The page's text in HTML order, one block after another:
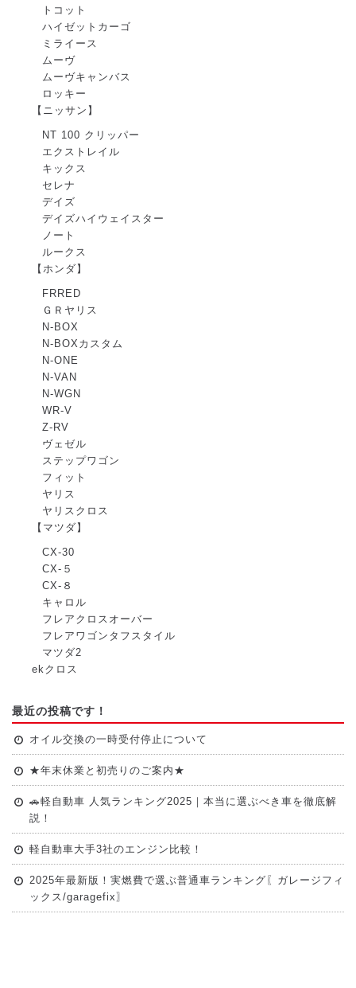
トコット
ハイゼットカーゴ
ミライース
ムーヴ
ムーヴキャンバス
ロッキー
【ニッサン】
NT 100 クリッパー
エクストレイル
キックス
セレナ
デイズ
デイズハイウェイスター
ノート
ルークス
【ホンダ】
FRRED
ＧＲヤリス
N-BOX
N-BOXカスタム
N-ONE
N-VAN
N-WGN
WR-V
Z-RV
ヴェゼル
ステップワゴン
フィット
ヤリス
ヤリスクロス
【マツダ】
CX-30
CX-５
CX-８
キャロル
フレアクロスオーバー
フレアワゴンタフスタイル
マツダ2
ekクロス
最近の投稿です！
オイル交換の一時受付停止について
★年末休業と初売りのご案内★
🚗軽自動車 人気ランキング2025｜本当に選ぶべき車を徹底解
説！
軽自動車大手3社のエンジン比較！
2025年最新版！実燃費で選ぶ普通車ランキング〖ガレージフィ
ックス/garagefix〗